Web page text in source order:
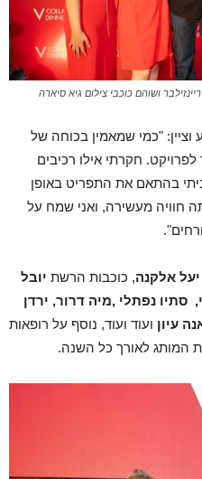
ושוהם כוכבי צילום גיא סיארה
"כמי שמאמין בכוחה של
חקרתי אילו רכיבים
בהתאם את התפריט באופן
חוויה מעשירה, ואני שמח על
יעל אלקנה, כוכבות הרשת יובל
, סתיו נפתלי ,מיה דרור, ירדן
עיון ועוד ועוד, נוסף על רופאות
המותג לאורך כל השנה.